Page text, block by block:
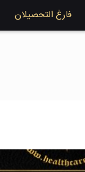
فارغ التحصیلان